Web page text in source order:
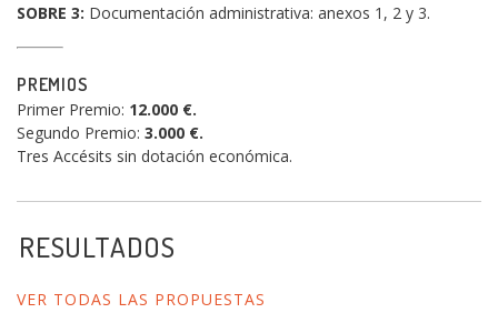
SOBRE 3: Documentación administrativa: anexos 1, 2 y 3.
PREMIOS
Primer Premio: 12.000 €.
Segundo Premio: 3.000 €.
Tres Accésits sin dotación económica.
RESULTADOS
VER TODAS LAS PROPUESTAS